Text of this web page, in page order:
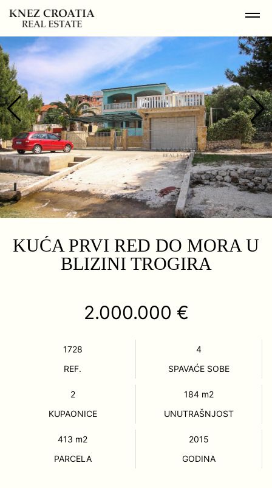
KUĆA PRVI RED DO MORA U
BLIZINI TROGIRA
2.000.000 €
1728
REF.
4
SPAVAĆE SOBE
2
KUPAONICE
184 m2
UNUTRAŠNJOST
413 m2
PARCELA
2015
GODINA